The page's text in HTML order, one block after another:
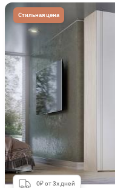
Стильная цена
0₽ от 3х дней